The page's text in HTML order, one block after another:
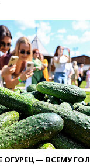
ОГУРЕЦ — ВСЕМУ